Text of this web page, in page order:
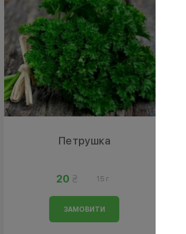
Петрушка
20 15 г
ЗАМОВИТИ